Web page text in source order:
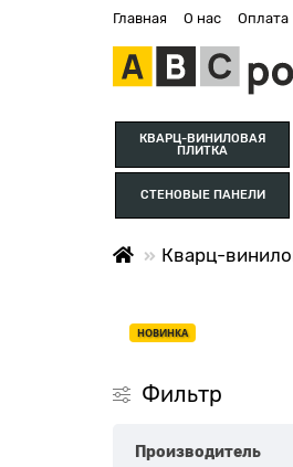
Главная О нас Оплата
КВАРЦ-ВИНИЛОВАЯ
ПЛИТКА
СТЕНОВЫЕ ПАНЕЛИ
Кварц-
НОВИНКА
Фильтр
Производитель